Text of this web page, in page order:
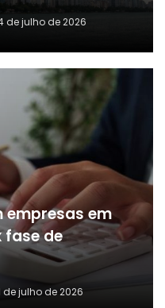
de julho de 2026
empresas em
fase de
de julho de 2026